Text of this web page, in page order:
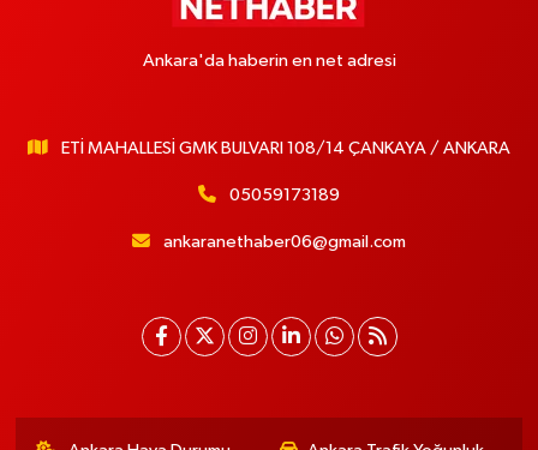
Ankara'da haberin en net adresi
ETİ MAHALLESİ GMK BULVARI 108/14 ÇANKAYA / ANKARA
05059173189
ankaranethaber06@gmail.com